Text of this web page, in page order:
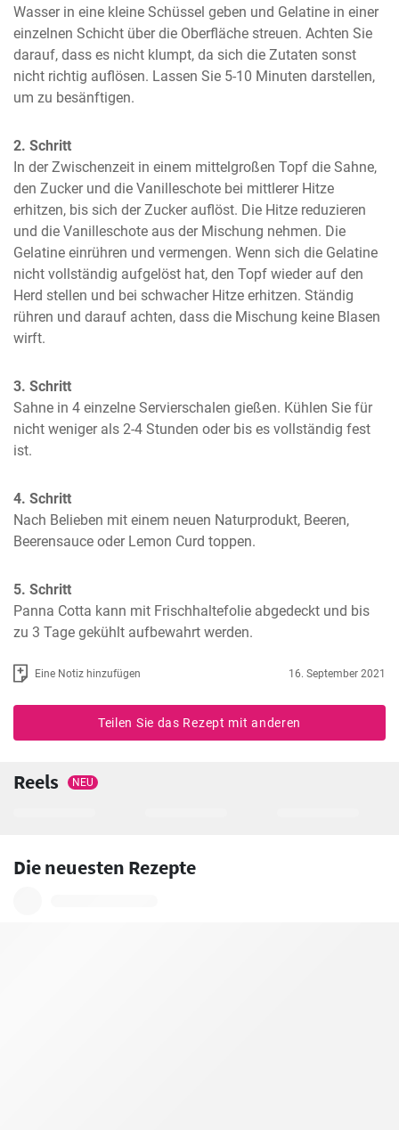
Wasser in eine kleine Schüssel geben und Gelatine in einer
einzelnen Schicht über die Oberfläche streuen. Achten Sie
darauf, dass es nicht klumpt, da sich die Zutaten sonst
nicht richtig auflösen. Lassen Sie 5-10 Minuten darstellen,
um zu besänftigen.
2. Schritt
In der Zwischenzeit in einem mittelgroßen Topf die Sahne,
den Zucker und die Vanilleschote bei mittlerer Hitze
erhitzen, bis sich der Zucker auflöst. Die Hitze reduzieren
und die Vanilleschote aus der Mischung nehmen. Die
Gelatine einrühren und vermengen. Wenn sich die Gelatine
nicht vollständig aufgelöst hat, den Topf wieder auf den
Herd stellen und bei schwacher Hitze erhitzen. Ständig
rühren und darauf achten, dass die Mischung keine Blasen
wirft.
3. Schritt
Sahne in 4 einzelne Servierschalen gießen. Kühlen Sie für
nicht weniger als 2-4 Stunden oder bis es vollständig fest
ist.
4. Schritt
Nach Belieben mit einem neuen Naturprodukt, Beeren,
Beerensauce oder Lemon Curd toppen.
5. Schritt
Panna Cotta kann mit Frischhaltefolie abgedeckt und bis
zu 3 Tage gekühlt aufbewahrt werden.
Eine Notiz hinzufügen 16. September 2021
Teilen Sie das Rezept mit anderen
Reels NEU
Die neuesten Rezepte